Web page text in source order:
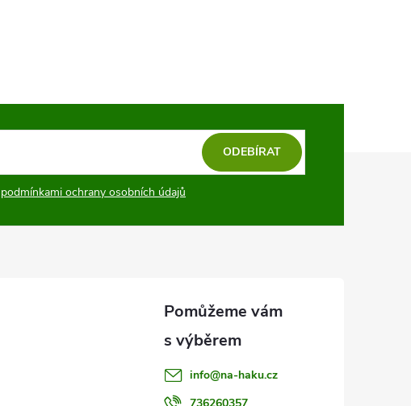
podmínkami ochrany osobních údajů
ODEBÍRAT
info@na-haku.cz